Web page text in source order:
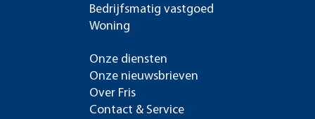
Bedrijfsmatig vastgoed
Woning
Onze diensten
Onze nieuwsbrieven
Over Fris
Contact & Service